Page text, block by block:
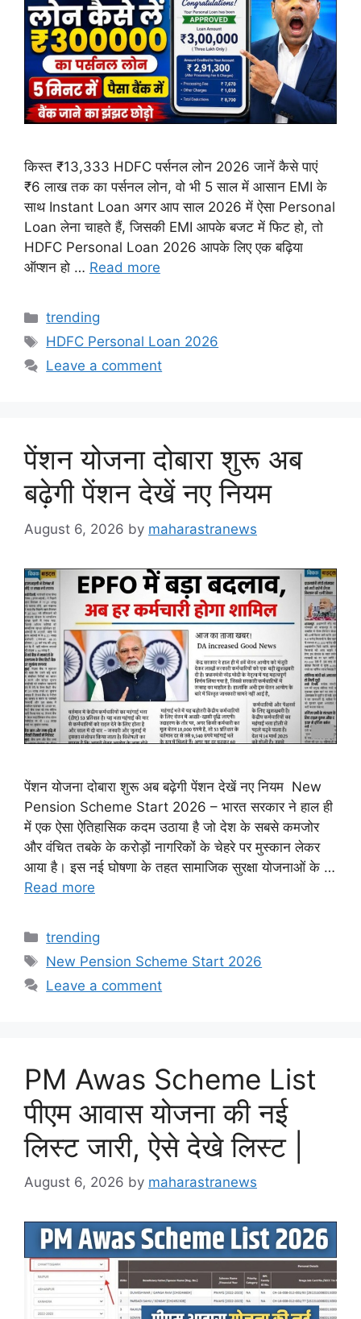
किस्त ₹13,333 HDFC पर्सनल लोन 2026 जानें कैसे पाएं
₹6 लाख तक का पर्सनल लोन, वो भी 5 साल में आसान EMI के
साथ Instant Loan अगर आप साल 2026 में ऐसा Personal
Loan लेना चाहते हैं, जिसकी EMI आपके बजट में फिट हो, तो
HDFC Personal Loan 2026 आपके लिए एक बढ़िया
ऑप्शन हो … Read more
Categories
trending
Tags
HDFC Personal Loan 2026
Leave a comment
पेंशन योजना दोबारा शुरू अब
बढ़ेगी पेंशन देखें नए नियम
August 6, 2026 by maharastranews
पेंशन योजना दोबारा शुरू अब बढ़ेगी पेंशन देखें नए नियम New
Pension Scheme Start 2026 – भारत सरकार ने हाल ही
में एक ऐसा ऐतिहासिक कदम उठाया है जो देश के सबसे कमजोर
और वंचित तबके के करोड़ों नागरिकों के चेहरे पर मुस्कान लेकर
आया है। इस नई घोषणा के तहत सामाजिक सुरक्षा योजनाओं के …
Read more
Categories
trending
Tags
New Pension Scheme Start 2026
Leave a comment
PM Awas Scheme List
पीएम आवास योजना की नई
लिस्ट जारी, ऐसे देखे लिस्ट |
August 6, 2026 by maharastranews